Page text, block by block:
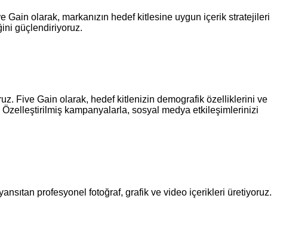
olarak, markanızın hedef kitlesine uygun içerik stratejileri
güçlendiriyoruz.
Five Gain olarak, hedef kitlenizin demografik özelliklerini ve
Özelleştirilmiş kampanyalarla, sosyal medya etkileşimlerinizi
profesyonel fotoğraf, grafik ve video içerikleri üretiyoruz.